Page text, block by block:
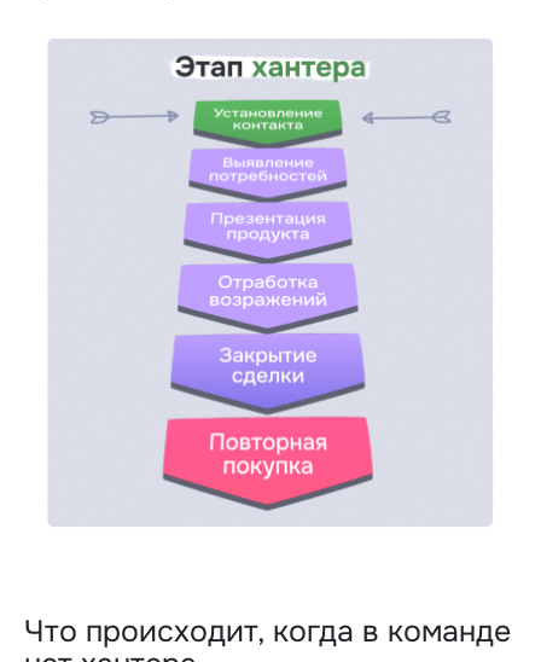
Что происходит, когда в команде